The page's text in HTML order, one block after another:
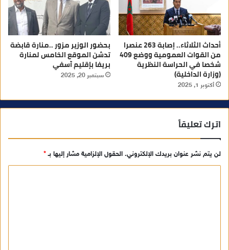
‎أحداث الثلاثاء.. إصابة 263 عنصرا
من القوات العمومية ووضع 409
شخصا في الحراسة النظرية
(وزارة الداخلية)
أكتوبر 1, 2025
بحضور الوزير مزور ..منارة قابضة
تدشن الموقع الخامس لمنارة
بريفا بإقليم آسفي
سبتمبر 20, 2025
اترك تعليقاً
لن يتم نشر عنوان بريدك الإلكتروني. الحقول الإلزامية مشار إليها بـ*